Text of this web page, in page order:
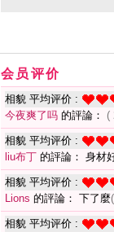
会员评价
相貌 平均评价 :
今夜爽了吗 的評論： (
相貌 平均评价 :
liu布丁 的評論： 身材
相貌 平均评价 :
Lions 的評論： 下了麼
相貌 平均评价 :